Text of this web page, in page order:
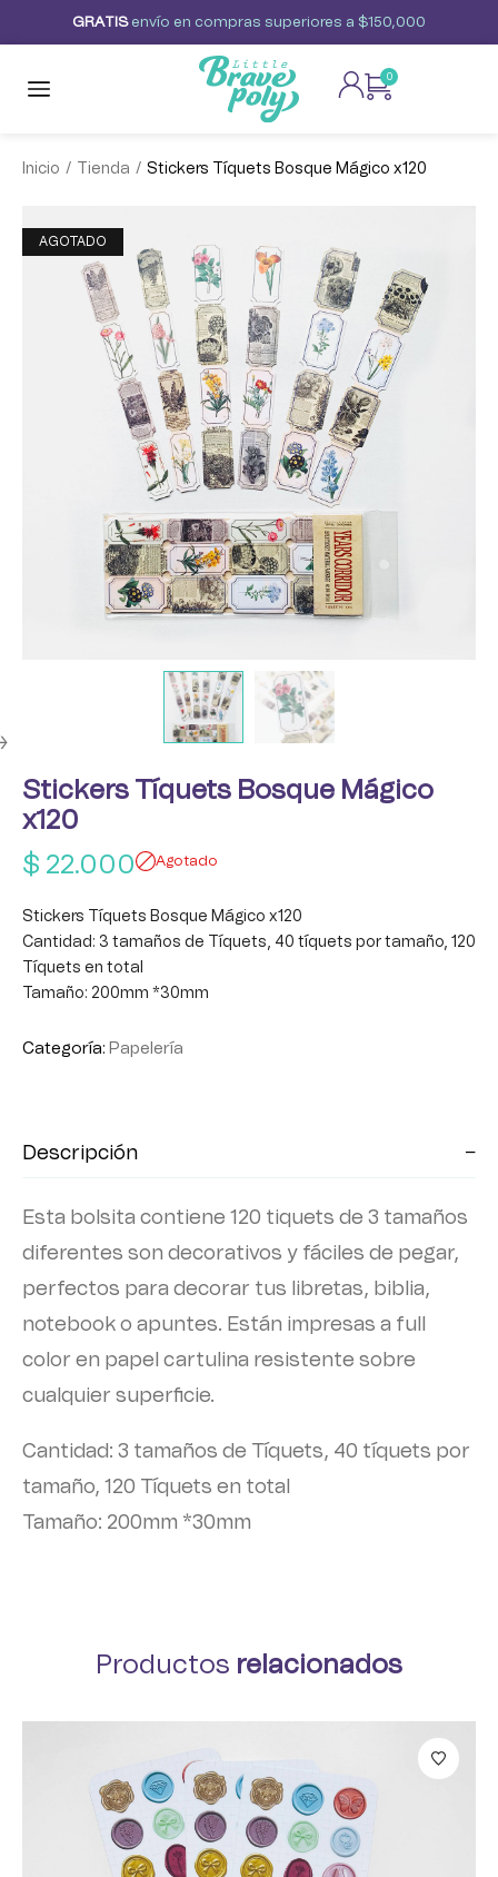
GRAT S envío en compras superiores a $150,000
0
Inicio / Tienda / Stickers Tíquets Bosque Mágico x120
AGOTADO
Stickers Tíquets Bosque Mágico
x120
$ 22.000 Agotado
Stickers Tíquets Bosque Mágico x120
Cantidad: 3 tamaños de Tíquets, 40 tíquets por tamaño, 120
Tíquets en total
Tamaño: 200mm *30mm
Categoría: Papelería
Descripción
Esta bolsita contiene 120 tiquets de 3 tamaños
diferentes son decorativos y fáciles de pegar,
perfectos para decorar tus libretas, biblia,
notebook o apuntes. Están impresas a full
color en papel cartulina resistente sobre
cualquier superficie.
Cantidad: 3 tamaños de Tíquets, 40 tíquets por
tamaño, 120 Tíquets en total
Tamaño: 200mm *30mm
Productos relacionados